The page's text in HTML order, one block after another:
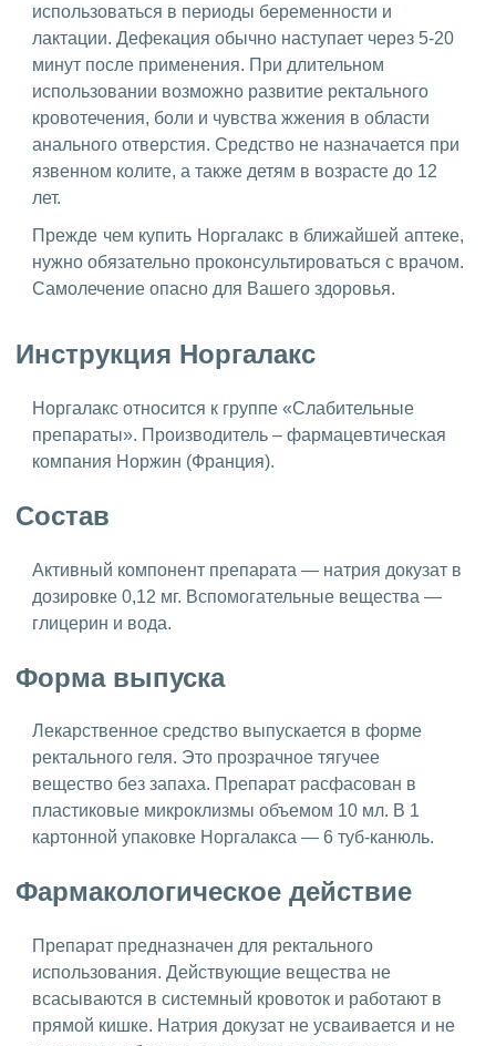
использоваться в периоды беременности и
лактации. Дефекация обычно наступает через 5-20
минут после применения. При длительном
использовании возможно развитие ректального
кровотечения, боли и чувства жжения в области
анального отверстия. Средство не назначается при
язвенном колите, а также детям в возрасте до 12
лет.
Прежде чем купить Норгалакс в ближайшей аптеке,
нужно обязательно проконсультироваться с врачом.
Самолечение опасно для Вашего здоровья.
Инструкция Норгалакс
Норгалакс относится к группе «Слабительные
препараты». Производитель – фармацевтическая
компания Норжин (Франция).
Состав
Активный компонент препарата — натрия докузат в
дозировке 0,12 мг. Вспомогательные вещества —
глицерин и вода.
Форма выпуска
Лекарственное средство выпускается в форме
ректального геля. Это прозрачное тягучее
вещество без запаха. Препарат расфасован в
пластиковые микроклизмы объемом 10 мл. В 1
картонной упаковке Норгалакса — 6 туб-канюль.
Фармакологическое действие
Препарат предназначен для ректального
использования. Действующие вещества не
всасываются в системный кровоток и работают в
прямой кишке. Натрия докузат не усваивается и не